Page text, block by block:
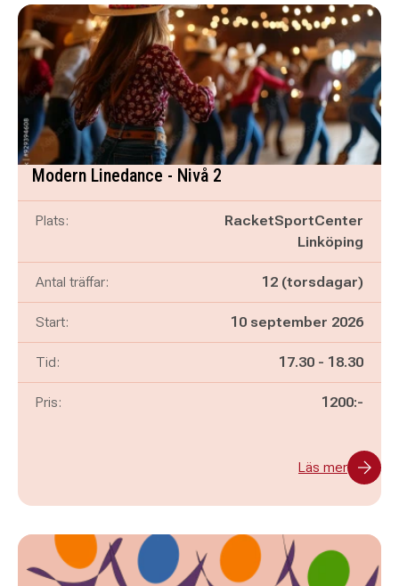
Modern Linedance - Nivå 2
Plats:
RacketSportCenter
Linköping
Antal träffar: 12 (torsdagar)
Start: 10 september 2026
Tid: Pågår mellan
17.30 - och
18.30
Pris: 1200:-
Läs mer